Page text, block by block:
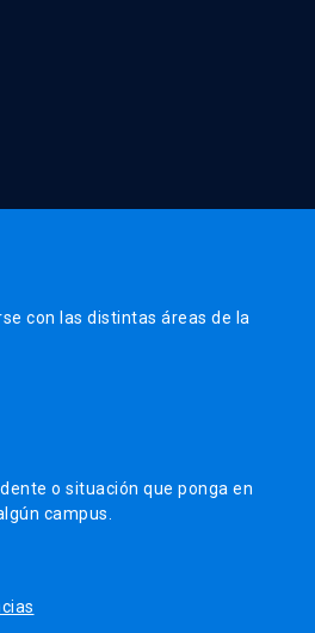
con las distintas áreas de la
o situación que ponga en
campus.